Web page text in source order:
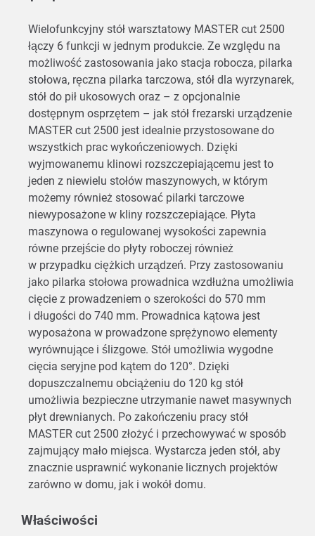
Wielofunkcyjny stół warsztatowy MASTER cut 2500
łączy 6 funkcji w jednym produkcie. Ze względu na
możliwość zastosowania jako stacja robocza, pilarka
stołowa, ręczna pilarka tarczowa, stół dla wyrzynarek,
stół do pił ukosowych oraz – z opcjonalnie
dostępnym osprzętem – jak stół frezarski urządzenie
MASTER cut 2500 jest idealnie przystosowane do
wszystkich prac wykończeniowych. Dzięki
wyjmowanemu klinowi rozszczepiającemu jest to
jeden z niewielu stołów maszynowych, w którym
możemy również stosować pilarki tarczowe
niewyposażone w kliny rozszczepiające. Płyta
maszynowa o regulowanej wysokości zapewnia
równe przejście do płyty roboczej również
w przypadku ciężkich urządzeń. Przy zastosowaniu
jako pilarka stołowa prowadnica wzdłużna umożliwia
cięcie z prowadzeniem o szerokości do 570 mm
i długości do 740 mm. Prowadnica kątowa jest
wyposażona w prowadzone sprężynowo elementy
wyrównujące i ślizgowe. Stół umożliwia wygodne
cięcia seryjne pod kątem do 120°. Dzięki
dopuszczalnemu obciążeniu do 120 kg stół
umożliwia bezpieczne utrzymanie nawet masywnych
płyt drewnianych. Po zakończeniu pracy stół
MASTER cut 2500 złożyć i przechowywać w sposób
zajmujący mało miejsca. Wystarcza jeden stół, aby
znacznie usprawnić wykonanie licznych projektów
zarówno w domu, jak i wokół domu.
Właściwości